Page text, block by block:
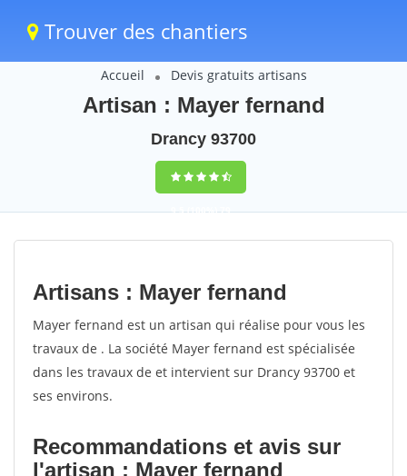
Trouver des chantiers
Accueil Devis gratuits artisans
Artisan : Mayer fernand
Drancy 93700
9,5(100%)79
votes
Artisans : Mayer fernand
Mayer fernand est un artisan qui réalise pour vous les
travaux de . La société Mayer fernand est spécialisée
dans les travaux de et intervient sur Drancy 93700 et
ses environs.
Recommandations et avis sur
l'artisan : Mayer fernand